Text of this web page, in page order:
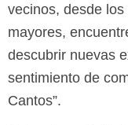
vecinos, desde
mayores,
descubrir nuevas
sentimiento de
Cantos”.